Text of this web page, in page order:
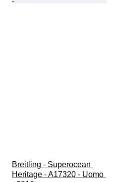
Breitling - Superocean
Heritage - A17320 - Uomo